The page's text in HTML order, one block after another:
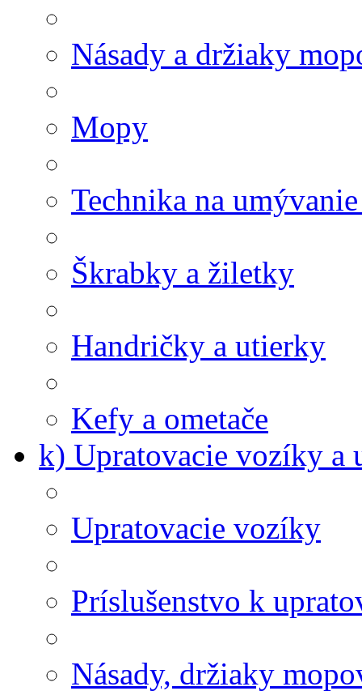
Násady a držiaky
Mopy
Technika na
Škrabky a žiletky
Handričky a utierky
Kefy a ometače
k) Upratovacie vozíky a
Upratovacie vozíky
Príslušenstvo k
Násady, držiaky